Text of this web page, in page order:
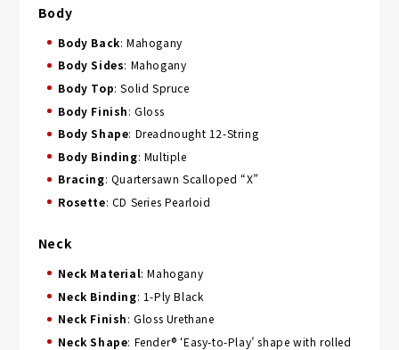
Body
Body Back: Mahogany
Body Sides: Mahogany
Body Top: Solid Spruce
Body Finish: Gloss
Body Shape: Dreadnought 12-String
Body Binding: Multiple
Bracing: Quartersawn Scalloped “X”
Rosette: CD Series Pearloid
Neck
Neck Material: Mahogany
Neck Binding: 1-Ply Black
Neck Finish: Gloss Urethane
Neck Shape: Fender® ‘Easy-to-Play’ shape with rolled